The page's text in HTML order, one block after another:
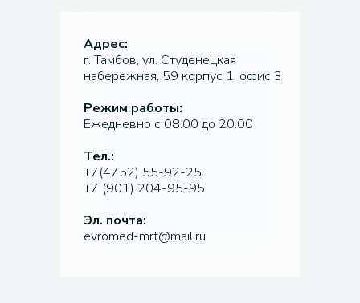
Адрес:
г. Тамбов, ул. Студенецкая
набережная, 59 корпус 1, офис 3
Режим работы:
Ежедневно с 08.00 до 20.00
Тел.:
+7(4752) 55-92-25
+7 (901) 204-95-95
Эл. почта:
evromed-mrt@mail.ru